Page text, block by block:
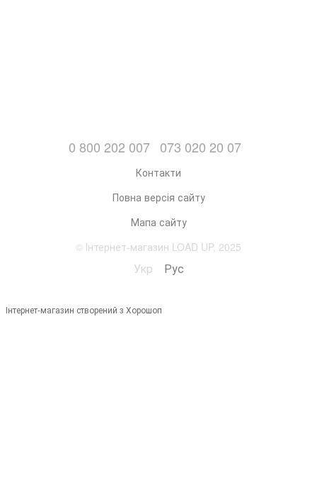
0 800 202 007 073 020 20 07
Контакти
Повна версія сайту
Мапа сайту
© Інтернет-магазин LOAD UP, 2025
Укр Рус
Інтернет-магазин створений з Хорошоп